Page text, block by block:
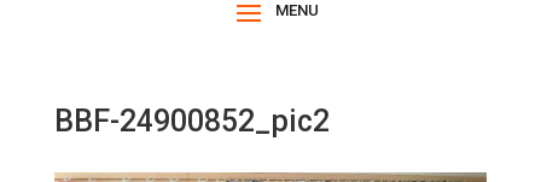
MENU
BBF-24900852_pic2